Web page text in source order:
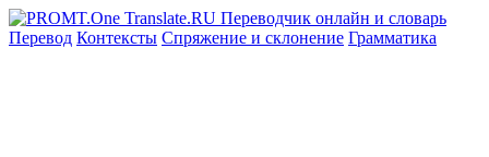
Перевод Контексты Спряжение и склонение Грамматика